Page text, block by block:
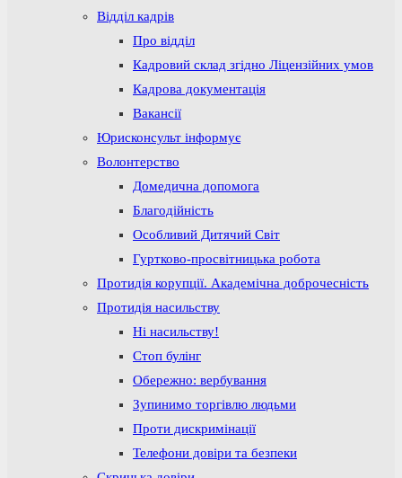
Відділ кадрів
Про відділ
Кадровий склад згідно Ліцензійних умов
Кадрова документація
Вакансії
Юрисконсульт інформує
Волонтерство
Домедична допомога
Благодійність
Особливий Дитячий Світ
Гуртково-просвітницька робота
Протидія корупції. Академічна доброчесність
Протидія насильству
Ні насильству!
Стоп булінг
Обережно: вербування
Зупинимо торгівлю людьми
Проти дискримінації
Телефони довіри та безпеки